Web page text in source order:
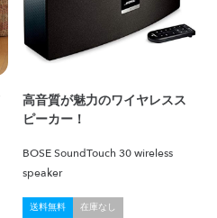
高音質が魅力のワイヤレスス
ピーカー！
BOSE SoundTouch 30 wireless
speaker
送料無料 在庫なし